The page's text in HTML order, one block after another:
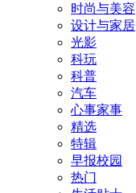
时尚与美容
设计与家居
光影
科玩
科普
汽车
心事家事
精选
特辑
早报校园
热门